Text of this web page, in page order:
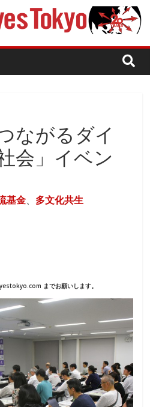
ながるダイ
会」イベン
基金、 多文化共生
までお願いします。